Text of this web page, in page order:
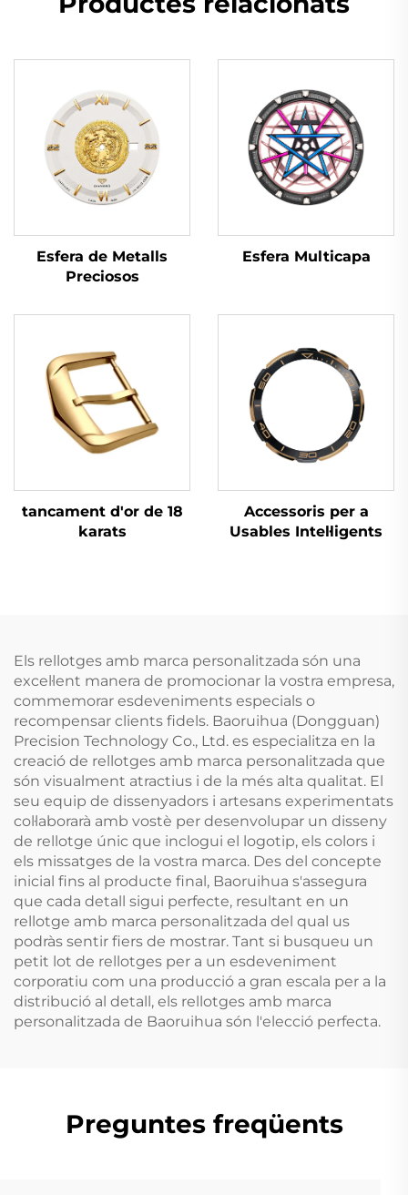
Esfera de Metalls
Preciosos
Esfera Multicapa
tancament d'or de 18
karats
Accessoris per a
Usables Intel·ligents
Els rellotges amb marca personalitzada són una
excel·lent manera de promocionar la vostra empresa,
commemorar esdeveniments especials o
recompensar clients fidels. Baoruihua (Dongguan)
Precision Technology Co., Ltd. es especialitza en la
creació de rellotges amb marca personalitzada que
són visualment atractius i de la més alta qualitat. El
seu equip de dissenyadors i artesans experimentats
col·laborarà amb vostè per desenvolupar un disseny
de rellotge únic que inclogui el logotip, els colors i
els missatges de la vostra marca. Des del concepte
inicial fins al producte final, Baoruihua s'assegura
que cada detall sigui perfecte, resultant en un
rellotge amb marca personalitzada del qual us
podràs sentir fiers de mostrar. Tant si busqueu un
petit lot de rellotges per a un esdeveniment
corporatiu com una producció a gran escala per a la
distribució al detall, els rellotges amb marca
personalitzada de Baoruihua són l'elecció perfecta.
Preguntes freqüents